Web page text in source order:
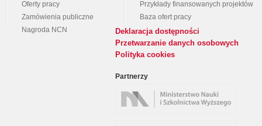
Oferty pracy
Zamówienia publiczne
Nagroda NCN
Przykłady finansowanych projektów
Baza ofert pracy
Deklaracja dostępności
Przetwarzanie danych osobowych
Polityka cookies
Partnerzy